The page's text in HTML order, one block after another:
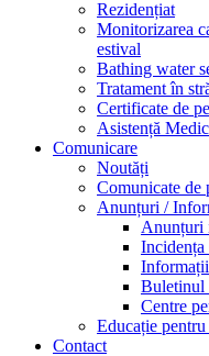
Rezidențiat
Monitorizarea
estival
Bathing water
Tratament în
Certificate de
Asistență
Comunicare
Noutăți
Comunicate de
Anunțuri /
Anunțuri
Buletinul
Centre
Educație pentru
Contact